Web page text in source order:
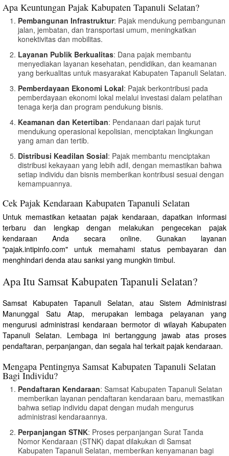
Apa Keuntungan Pajak Kabupaten Tapanuli Selatan?
Pembangunan Infrastruktur: Pajak mendukung pembangunan
jalan, jembatan, dan transportasi umum, meningkatkan
konektivitas dan mobilitas.
Layanan Publik Berkualitas: Dana pajak membantu
menyediakan layanan kesehatan, pendidikan, dan keamanan
yang berkualitas untuk masyarakat Kabupaten Tapanuli Selatan.
Pemberdayaan Ekonomi Lokal: Pajak berkontribusi pada
pemberdayaan ekonomi lokal melalui investasi dalam pelatihan
tenaga kerja dan program pendukung bisnis.
Keamanan dan Ketertiban: Pendanaan dari pajak turut
mendukung operasional kepolisian, menciptakan lingkungan
yang aman dan tertib.
Distribusi Keadilan Sosial: Pajak membantu menciptakan
distribusi kekayaan yang lebih adil, dengan memastikan bahwa
setiap individu dan bisnis memberikan kontribusi sesuai dengan
kemampuannya.
Cek Pajak Kendaraan Kabupaten Tapanuli Selatan
Untuk memastikan ketaatan pajak kendaraan, dapatkan informasi
terbaru dan lengkap dengan melakukan pengecekan pajak
kendaraan Anda secara online. Gunakan layanan
"pajak.intipinfo.com" untuk memahami status pembayaran dan
menghindari denda atau sanksi yang mungkin timbul.
Apa Itu Samsat Kabupaten Tapanuli Selatan?
Samsat Kabupaten Tapanuli Selatan, atau Sistem Administrasi
Manunggal Satu Atap, merupakan lembaga pelayanan yang
mengurusi administrasi kendaraan bermotor di wilayah Kabupaten
Tapanuli Selatan. Lembaga ini bertanggung jawab atas proses
pendaftaran, perpanjangan, dan segala hal terkait pajak kendaraan.
Mengapa Pentingnya Samsat Kabupaten Tapanuli Selatan
Bagi Individu?
Pendaftaran Kendaraan: Samsat Kabupaten Tapanuli Selatan
memberikan layanan pendaftaran kendaraan baru, memastikan
bahwa setiap individu dapat dengan mudah mengurus
administrasi kendaraannya.
Perpanjangan STNK: Proses perpanjangan Surat Tanda
Nomor Kendaraan (STNK) dapat dilakukan di Samsat
Kabupaten Tapanuli Selatan, memberikan kenyamanan bagi